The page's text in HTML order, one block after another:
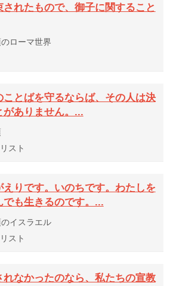
れたもので、御子に関すること
ローマ世界
ことばを守るならば、その人は決
がありません。...
スト
りです。いのちです。わたしを
も生きるのです。...
イスラエル
スト
れなかったのなら、私たちの宣教